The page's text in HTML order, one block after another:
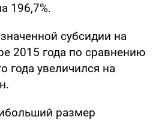
196,7%.
субсидии на
2015 года по сравнению
года увеличился на
размер